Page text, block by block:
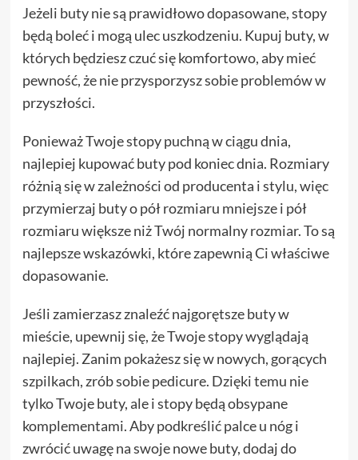
Jeżeli buty nie są prawidłowo dopasowane, stopy
będą boleć i mogą ulec uszkodzeniu. Kupuj buty, w
których będziesz czuć się komfortowo, aby mieć
pewność, że nie przysporzysz sobie problemów w
przyszłości.
Ponieważ Twoje stopy puchną w ciągu dnia,
najlepiej kupować buty pod koniec dnia. Rozmiary
różnią się w zależności od producenta i stylu, więc
przymierzaj buty o pół rozmiaru mniejsze i pół
rozmiaru większe niż Twój normalny rozmiar. To są
najlepsze wskazówki, które zapewnią Ci właściwe
dopasowanie.
Jeśli zamierzasz znaleźć najgorętsze buty w
mieście, upewnij się, że Twoje stopy wyglądają
najlepiej. Zanim pokażesz się w nowych, gorących
szpilkach, zrób sobie pedicure. Dzięki temu nie
tylko Twoje buty, ale i stopy będą obsypane
komplementami. Aby podkreślić palce u nóg i
zwrócić uwagę na swoje nowe buty, dodaj do